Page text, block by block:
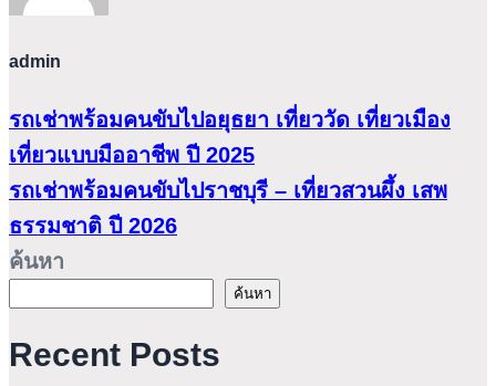
admin
รถเช่าพร้อมคนขับไปอยุธยา เที่ยววัด เที่ยวเมือง
เที่ยวแบบมืออาชีพ ปี 2025
รถเช่าพร้อมคนขับไปราชบุรี – เที่ยวสวนผึ้ง เสพ
ธรรมชาติ ปี 2026
ค้นหา
ค้นหา
Recent Posts